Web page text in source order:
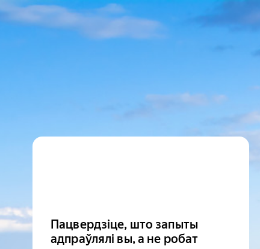
Пацвердзіце, што запыты
адпраўлялі вы, а не робат